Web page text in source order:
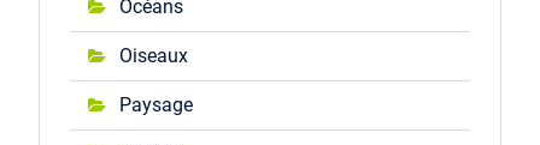
Océans
Oiseaux
Paysage